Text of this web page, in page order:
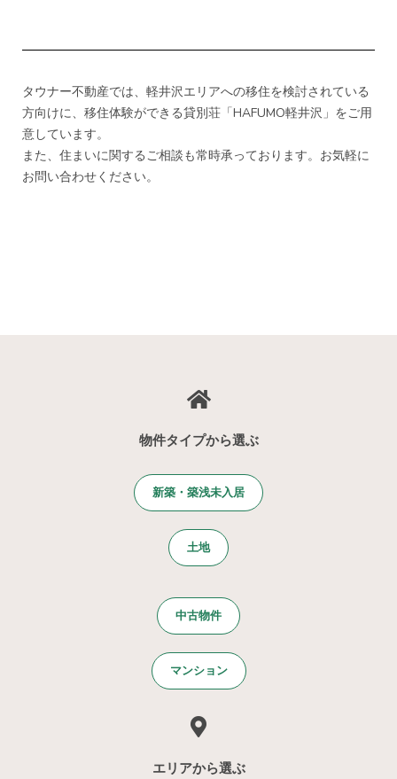
タウナー不動産では、軽井沢エリアへの移住を検討されている
方向けに、移住体験ができる貸別荘「HAFUMO軽井沢」をご用
意しています。
また、住まいに関するご相談も常時承っております。 お気軽に
お問い合わせください。
物件タイプから選ぶ
新築・築浅未入居
土地
中古物件
マンション
エリアから選ぶ